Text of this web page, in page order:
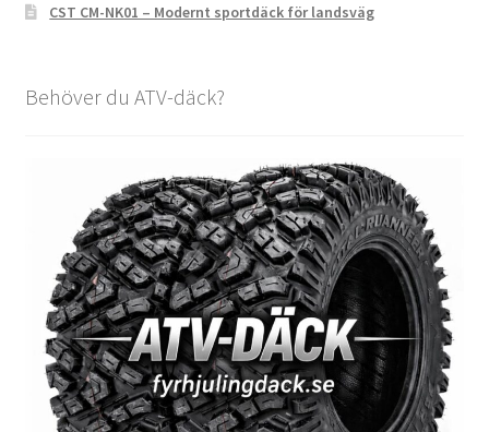
CST CM-NK01 – Modernt sportdäck för landsväg
Behöver du ATV-däck?